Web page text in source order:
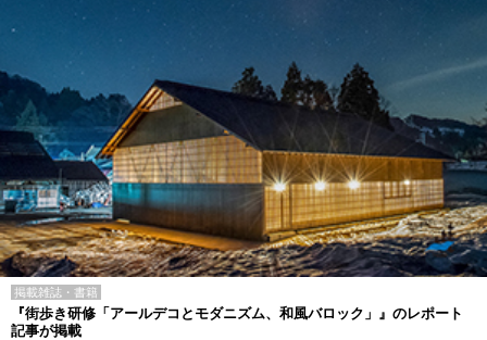
掲載雑誌・書籍
『街歩き研修「アールデコとモダニズム、和風バロック」』のレポート
記事が掲載